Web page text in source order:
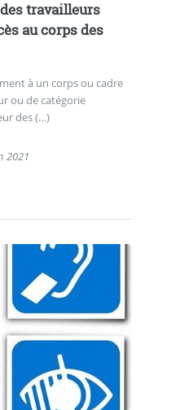
travailleurs
au corps des
à un corps ou cadre
ou de catégorie
des (…)
2021